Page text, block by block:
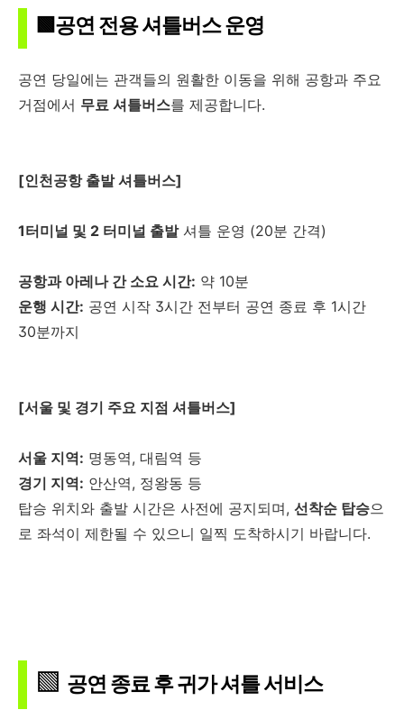
🟩공연 전용 셔틀버스 운영
공연 당일에는 관객들의 원활한 이동을 위해 공항과 주요
거점에서 무료 셔틀버스를 제공합니다.
[인천공항 출발 셔틀버스]
1터미널 및 2 터미널 출발셔틀 운영 (20분 간격)
공항과 아레나 간 소요 시간: 약 10분
운행 시간: 공연 시작 3시간 전부터 공연 종료 후 1시간
30분까지
[서울 및 경기 주요 지점 셔틀버스]
서울 지역: 명동역, 대림역 등
경기 지역: 안산역, 정왕동 등
탑승 위치와 출발 시간은 사전에 공지되며, 선착순 탑승으
로 좌석이 제한될 수 있으니 일찍 도착하시기 바랍니다.
🟩 공연 종료 후 귀가 셔틀 서비스